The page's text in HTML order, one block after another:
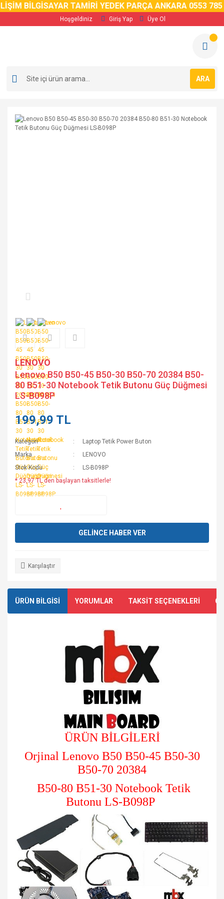
BİLGİSAYAR TAMİRİ YEDEK PARÇA ANKARA 0553 785
Hoşgeldiniz Giriş Yap Üye Ol
ARA
LENOVO
Lenovo B50 B50-45 B50-30 B50-70 20384 B50-
80 B51-30 Notebook Tetik Butonu Güç Düğmesi
LS-B098P
199,99 TL
Kategori
Laptop Tetik Power Buton
Marka
LENOVO
Stok Kodu
LS-B098P
* 23,97 TL den başlayan taksitlerle!
GELİNCE HABER VER
Karşılaştır
ÜRÜN BİLGİSİ YORUMLAR TAKSİT SEÇENEKLERİ
ÜRÜN BİLGİLERİ
Orjinal Lenovo B50 B50-45 B50-30
B50-70 20384
B50-80 B51-30 Notebook Tetik
Butonu LS-B098P